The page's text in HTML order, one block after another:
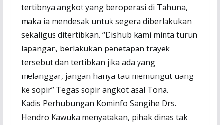
tertibnya angkot yang beroperasi di Tahuna,
maka ia mendesak untuk segera diberlakukan
sekaligus ditertibkan. “Dishub kami minta turun
lapangan, berlakukan penetapan trayek
tersebut dan tertibkan jika ada yang
melanggar, jangan hanya tau memungut uang
ke sopir” Tegas sopir angkot asal Tona.
Kadis Perhubungan Kominfo Sangihe Drs.
Hendro Kawuka menyatakan, pihak dinas tak